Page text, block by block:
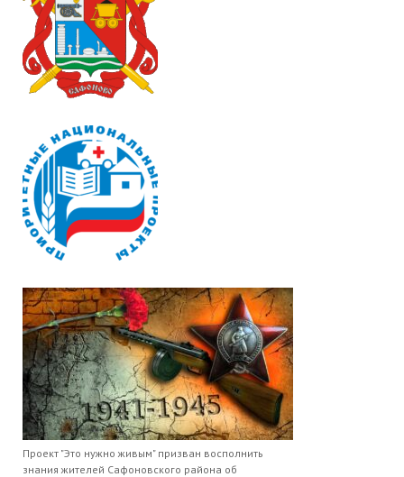
Проект "Это нужно живым" призван восполнить
знания жителей Сафоновского района об